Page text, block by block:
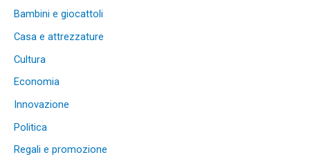
Bambini e giocattoli
Casa e attrezzature
Cultura
Economia
Innovazione
Politica
Regali e promozione